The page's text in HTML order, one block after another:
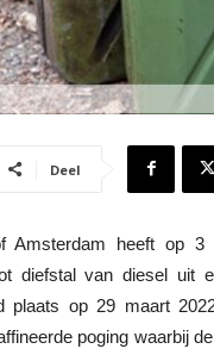
Deel
Amsterdam heeft op
diefstal van diesel uit
plaats op 29 maart
poging waarbij